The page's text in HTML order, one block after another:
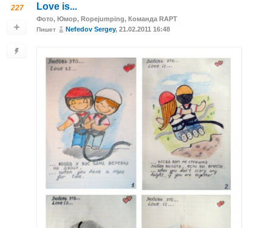
227 Love is...
Фото, Юмор, Ropejumping, Команда RAPT
Пишет Nefedov Sergey, 21.02.2011 16:48